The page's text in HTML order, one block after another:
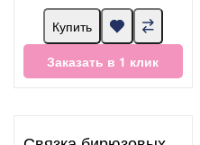
Купить
Заказать в 1 клик